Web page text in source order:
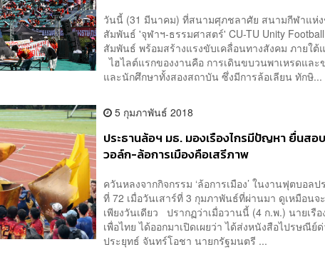
วันนี้ (31 มีนาคม) ที่สนามศุภชลาศัย สนามกีฬาแห่
สัมพันธ์ 'จุฬาฯ-ธรรมศาสตร์' CU-TU Unity
สัมพันธ์ พร้อมสร้างแรงขับเคลื่อนทางสังคม ภายใต้
ไฮไลต์แรกของงานคือ การเดินขบวนพาเหรดและ
และนักศึกษาทั้งสองสถาบัน ซึ่งมีการล้อเลียน ทักษิ...
5 กุมภาพันธ์ 2018
ประธานล้อฯ มธ. มองเรืองไกรมีปัญหา ยื่นส
วอล์ก-ล้อการเมืองคือเสรีภาพ
ควันหลงจากกิจกรรม ‘ล้อการเมือง’ ในงานฟุตบอล
ที่ 72 เมื่อวันเสาร์ที่ 3 กุมภาพันธ์ที่ผ่านมา ดูเหมือนจ
เพียงวันเดียว ปรากฏว่าเมื่อวานนี้ (4 ก.พ.) นายเรื
เพื่อไทย ได้ออกมาเปิดเผยว่า ได้ส่งหนังสือไปรษณีย์
ประยุทธ์ จันทร์โอชา นายกรัฐมนตรี ...